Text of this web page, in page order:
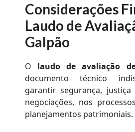
Considerações
Laudo de
Galpão
O laudo de avaliação
documento técnico
garantir segurança,
negociações, nos
planejamentos patrimoniais.